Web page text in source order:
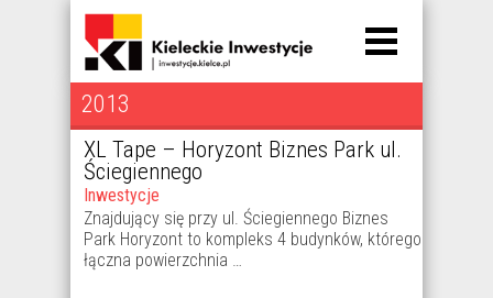
2013
XL Tape – Horyzont Biznes Park ul.
Ściegiennego
Inwestycje
Znajdujący się przy ul. Ściegiennego Biznes
Park Horyzont to kompleks 4 budynków, którego
łączna powierzchnia …
Posts
navigation